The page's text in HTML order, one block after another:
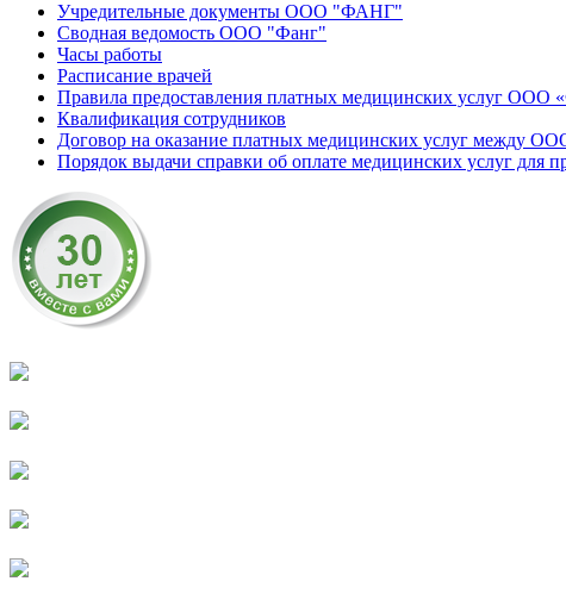
Учредительные документы ООО "ФАНГ"
Сводная ведомость ООО "Фанг"
Часы работы
Расписание врачей
Правила предоставления платных медицинских услуг ООО
Квалификация сотрудников
Договор на оказание платных медицинских услуг между
Порядок выдачи справки об оплате медицинских услуг для